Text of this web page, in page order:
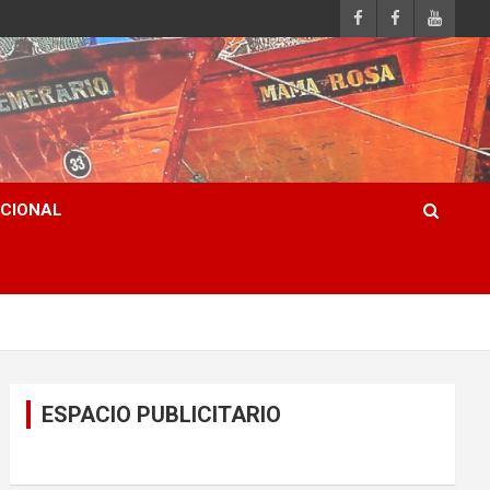
ESPACIO PUBLICITARIO